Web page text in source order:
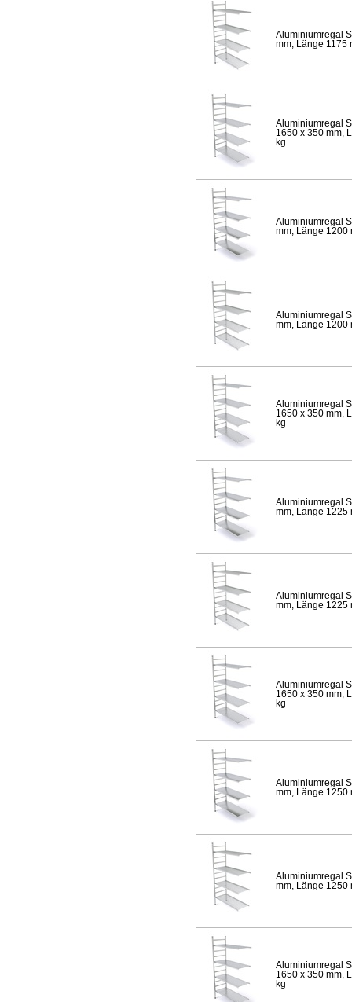
Aluminiumregal
mm, Länge 1175
Aluminiumregal
1650 x 350 mm,
kg
Aluminiumregal
mm, Länge 1200
Aluminiumregal
mm, Länge 1200
Aluminiumregal
1650 x 350 mm,
kg
Aluminiumregal
mm, Länge 1225
Aluminiumregal
mm, Länge 1225
Aluminiumregal
1650 x 350 mm,
kg
Aluminiumregal
mm, Länge 1250
Aluminiumregal
mm, Länge 1250
Aluminiumregal
1650 x 350 mm,
kg